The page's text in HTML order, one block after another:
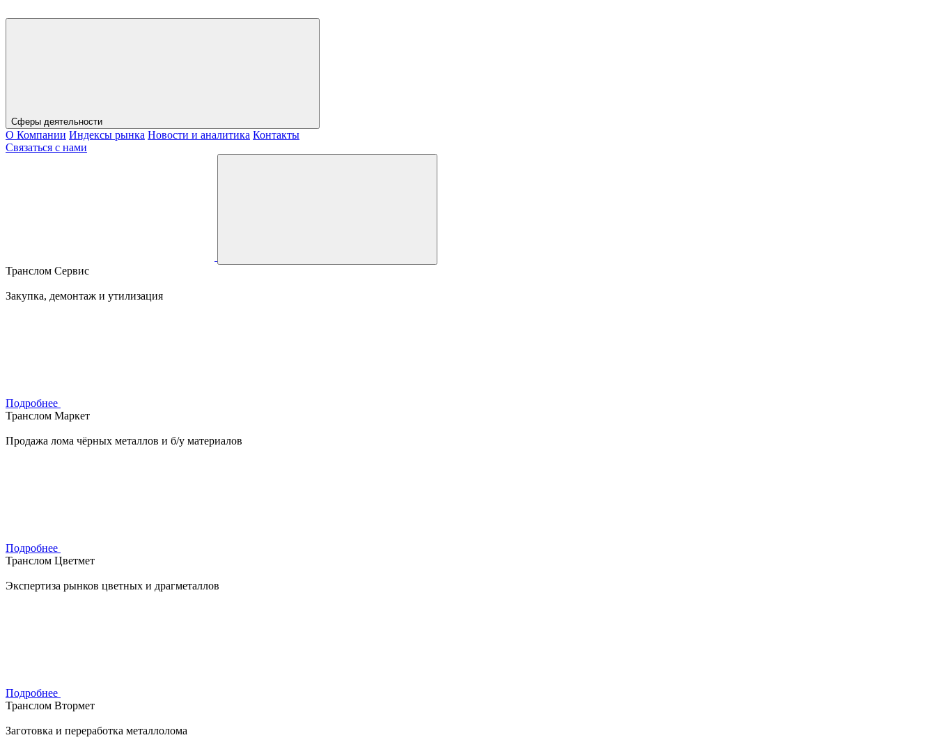
Сферы деятельности
О Компании Индексы рынка Новости и аналитика Контакты
Связаться с нами
Транслом Сервис
Закупка, демонтаж и утилизация
Подробнее
Транслом Маркет
Продажа лома чёрных металлов и б/у материалов
Подробнее
Транслом Цветмет
Экспертиза рынков цветных и драгметаллов
Подробнее
Транслом Втормет
Заготовка и переработка металлолома